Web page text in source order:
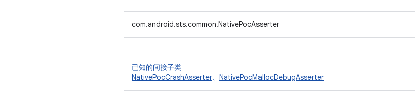
com.android.sts.common.NativePocAsserter
已知的间接子类
NativePocCrashAsserter、 NativePocMallocDebugAsserter